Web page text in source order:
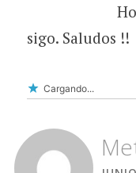
sigo. Saludos !!
Cargando...